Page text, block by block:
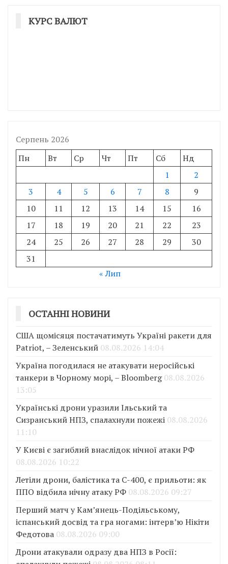
КУРС ВАЛЮТ
Серпень 2026
Пн
Вт Ср Чт Пт Сб
Нд
1
2
3
4 5 6 7 8
9
10
11 12 13 14 15
16
17
18 19 20 21 22
23
24
25 26 27 28 29
30
31
« Лип
ОСТАННІ НОВИНИ
США щомісяця постачатимуть Україні ракети для
Patriot, – Зеленський 08.08.2026 14:04
Україна погодилася не атакувати неросійські
танкери в Чорному морі, – Bloomberg 08.08.2026
13:05
Українські дрони уразили Ільський та
Сизранський НПЗ, спалахнули пожежі 08.08.2026
11:10
У Києві є загиблий внаслідок нічної атаки РФ
08.08.2026 10:22
Летіли дрони, балістика та С-400, є прильоти: як
ППО відбила нічну атаку РФ 08.08.2026 09:27
Перший матч у Кам’янець-Подільському,
іспанський досвід та гра ногами: інтерв’ю Нікіти
Федотова 08.08.2026 09:00
Дрони атакували одразу два НПЗ в Росії: